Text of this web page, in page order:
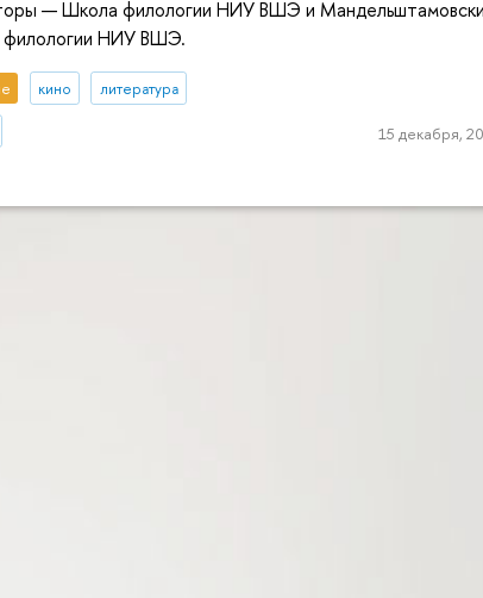
— Школа филологии НИУ ВШЭ и
НИУ ВШЭ.
кино литература
15 декабря,